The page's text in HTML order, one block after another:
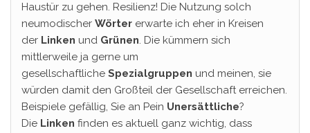
Haustür zu gehen. Resilienz! Die Nutzung solch
neumodischer Wörter erwarte ich eher in Kreisen
der Linken und Grünen. Die kümmern sich
mittlerweile ja gerne um
gesellschaftliche Spezialgruppen und meinen, sie
würden damit den Großteil der Gesellschaft erreichen.
Beispiele gefällig, Sie an Pein Unersättliche?
Die Linken finden es aktuell ganz wichtig, dass